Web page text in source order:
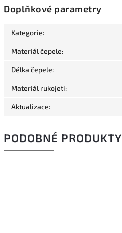
Doplňkové parametry
Kategorie:
Materiál čepele:
Délka čepele:
Materiál rukojeti:
Aktualizace:
PODOBNÉ PRODUKTY